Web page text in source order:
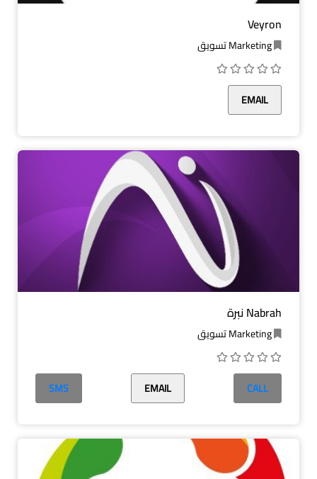
Veyron
EMAIL
Nabrah نبرة
CALL
EMAIL
SMS